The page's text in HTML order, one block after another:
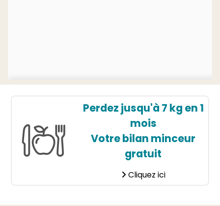
Perdez jusqu'à 7 kg en 1
mois
Votre bilan minceur
gratuit
Cliquez ici